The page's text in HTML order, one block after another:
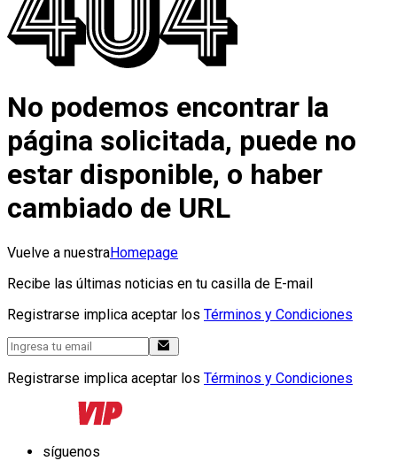
No podemos encontrar la
página solicitada, puede no
estar disponible, o haber
cambiado de URL
Vuelve a nuestraHomepage
Recibe las últimas noticias en tu casilla de E-mail
Registrarse implica aceptar los Términos y Condiciones
Registrarse implica aceptar los Términos y Condiciones
síguenos